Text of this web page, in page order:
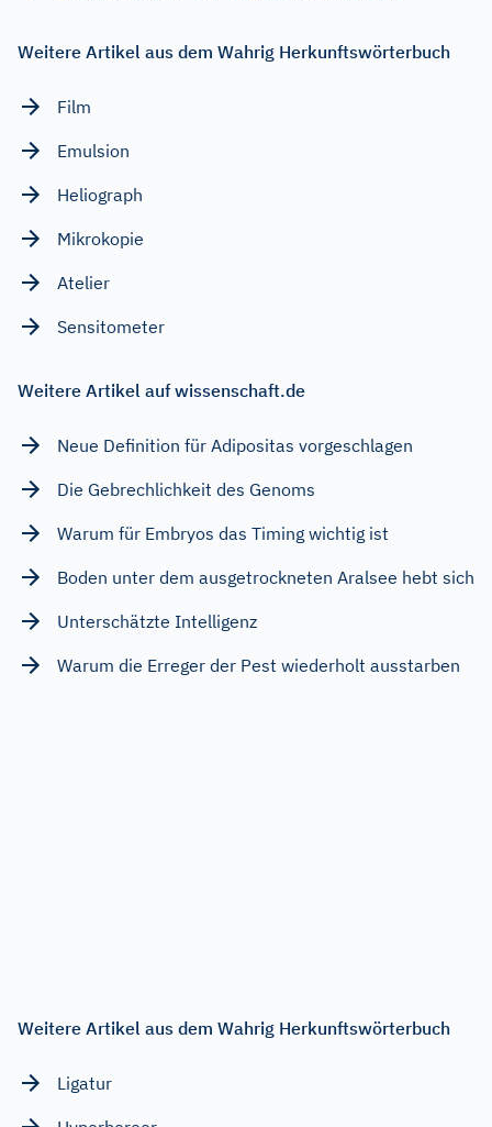
Weitere Artikel aus dem Wahrig Herkunftswörterbuch
Film
Emulsion
Heliograph
Mikrokopie
Atelier
Sensitometer
Weitere Artikel auf wissenschaft.de
Neue Definition für Adipositas vorgeschlagen
Die Gebrechlichkeit des Genoms
Warum für Embryos das Timing wichtig ist
Boden unter dem ausgetrockneten Aralsee hebt sich
Unterschätzte Intelligenz
Warum die Erreger der Pest wiederholt ausstarben
Weitere Artikel aus dem Wahrig Herkunftswörterbuch
Ligatur